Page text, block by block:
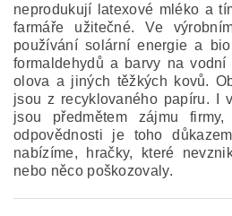
neprodukují latexové mléko a
farmáře užitečné.
Ve
používání solární energie a
formaldehydů a barvy na
olova a jiných těžkých kovů.
jsou z recyklovaného papíru. I
jsou předmětem zájmu
odpovědnosti je toho
nabízíme, hračky, které
nebo něco poškozovaly.